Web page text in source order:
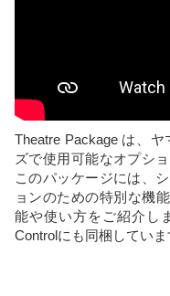
Theatre Package は、
ズで使用可能なオプシ
このパッケージには、
ョンのための特別な機
能や使い方をご紹介し
Controlにも同梱していま